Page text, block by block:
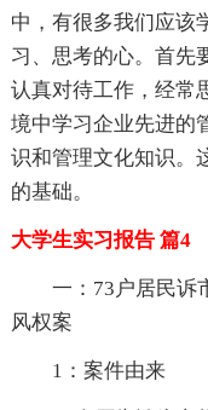
中，有很多我们应该
习、思考的心。首先
认真对待工作，经常
境中学习企业先进的
识和管理文化知识。
的基础。
大学生实习报告 篇4
一：73户居民诉
风权案
1：案件由来